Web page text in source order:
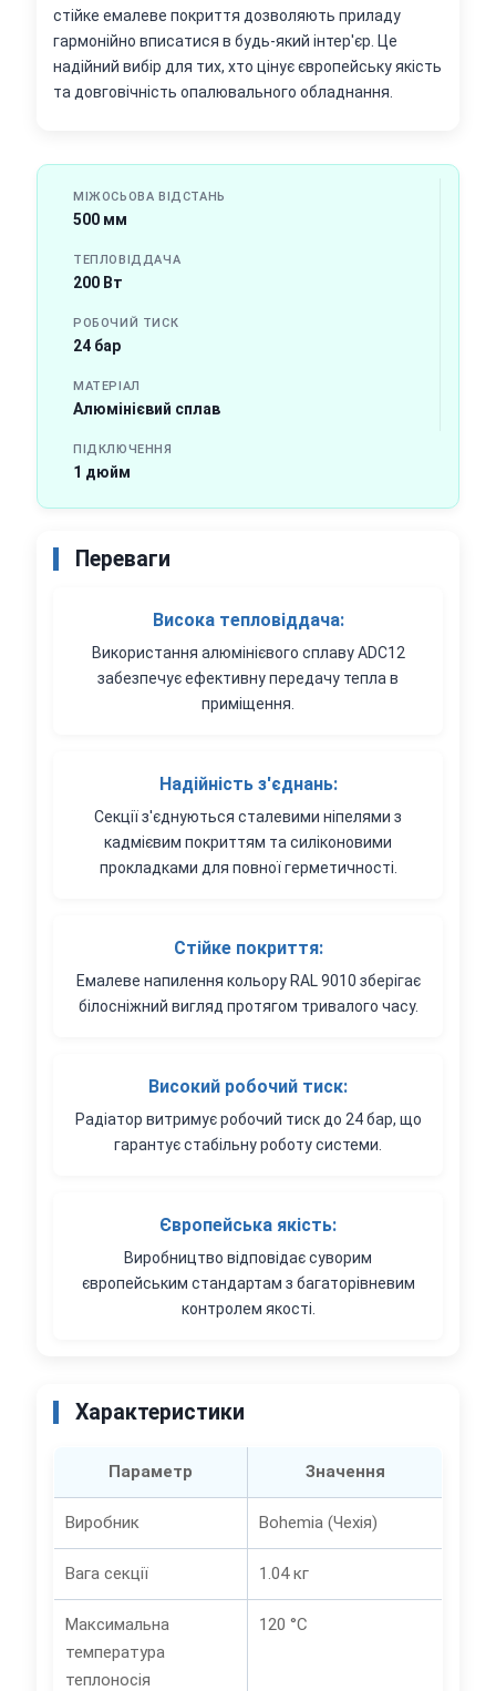
стійке емалеве покриття дозволяють приладу
гармонійно вписатися в будь-який інтер'єр. Це
надійний вибір для тих, хто цінує європейську якість
та довговічність опалювального обладнання.
МІЖОСЬОВА ВІДСТАНЬ
500 мм
ТЕПЛОВІДДАЧА
200 Вт
РОБОЧИЙ ТИСК
24 бар
МАТЕРІАЛ
Алюмінієвий сплав
ПІДКЛЮЧЕННЯ
1 дюйм
Переваги
Висока тепловіддача:
Використання алюмінієвого сплаву ADC12
забезпечує ефективну передачу тепла в
приміщення.
Надійність з'єднань:
Секції з'єднуються сталевими ніпелями з
кадмієвим покриттям та силіконовими
прокладками для повної герметичності.
Стійке покриття:
Емалеве напилення кольору RAL 9010 зберігає
білосніжний вигляд протягом тривалого часу.
Високий робочий тиск:
Радіатор витримує робочий тиск до 24 бар, що
гарантує стабільну роботу системи.
Європейська якість:
Виробництво відповідає суворим
європейським стандартам з багаторівневим
контролем якості.
Характеристики
Параметр Значення
Виробник Bohemia (Чехія)
Вага секції 1.04 кг
Максимальна
температура
теплоносія
120 °C